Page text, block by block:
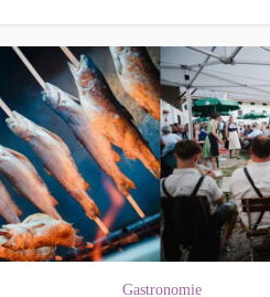
Gastronomie